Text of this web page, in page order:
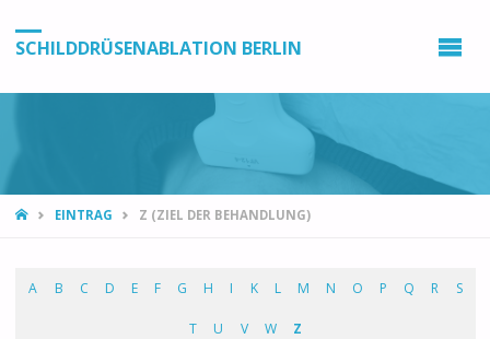
SCHILDDRÜSENABLATION BERLIN
EINTRAG Z (ZIEL DER BEHANDLUNG)
A B C D E F G H I K L M N O P Q R S
T U V W Z